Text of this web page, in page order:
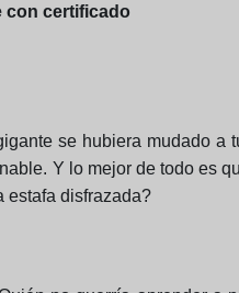
con certificado
se hubiera mudado a
Y lo mejor de todo es
estafa disfrazada?